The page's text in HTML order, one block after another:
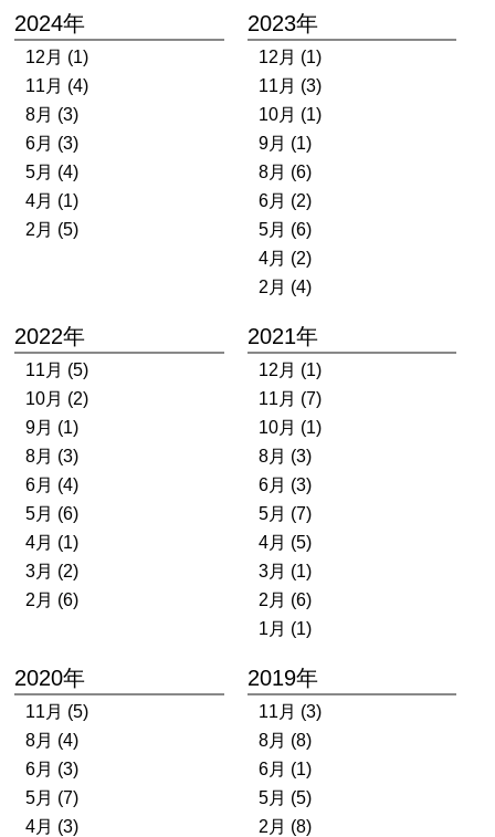
2024年
12月 (1)
11月 (4)
8月 (3)
6月 (3)
5月 (4)
4月 (1)
2月 (5)
2023年
12月 (1)
11月 (3)
10月 (1)
9月 (1)
8月 (6)
6月 (2)
5月 (6)
4月 (2)
2月 (4)
2022年
11月 (5)
10月 (2)
9月 (1)
8月 (3)
6月 (4)
5月 (6)
4月 (1)
3月 (2)
2月 (6)
2021年
12月 (1)
11月 (7)
10月 (1)
8月 (3)
6月 (3)
5月 (7)
4月 (5)
3月 (1)
2月 (6)
1月 (1)
2020年
11月 (5)
8月 (4)
6月 (3)
5月 (7)
4月 (3)
2019年
11月 (3)
8月 (8)
6月 (1)
5月 (5)
2月 (8)